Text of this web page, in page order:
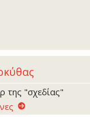
της "σχεδίας"